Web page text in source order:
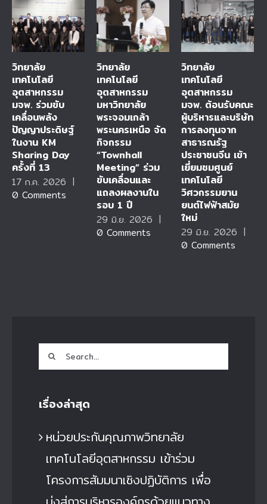
วิทยาลัย
เทคโนโลยี
อุตสาหกรรม
มจพ. ร่วมขับ
เคลื่อนพลัง
ปัญญาประดิษฐ์
ในงาน KM
Sharing Day
ครั้งที่ 13
17 ก.ค. 2026 |
0 Comments
วิทยาลัย
เทคโนโลยี
อุตสาหกรรม
มหาวิทยาลัย
พระจอมเกล้า
พระนครเหนือ จัด
กิจกรรม
“Townhall
Meeting” ร่วม
ขับเคลื่อนและ
แถลงผลงานใน
รอบ 1 ปี
29 มิ.ย. 2026 |
0 Comments
วิทยาลัย
เทคโนโลยี
อุตสาหกรรม
มจพ. ต้อนรับคณะ
ผู้บริหารและบริษัท
การลงทุนจาก
สาธารณรัฐ
ประชาชนจีน เข้า
เยี่ยมชมศูนย์
เทคโนโลยี
วิศวกรรมยาน
ยนต์ไฟฟ้าสมัย
ใหม่
29 มิ.ย. 2026 |
0 Comments
Search
for:
เรื่องล่าสุด
หน่วยประกันคุณภาพวิทยาลัย
เทคโนโลยีอุตสาหกรรม เข้าร่วม
โครงการสัมมนาเชิงปฏิบัติการ เพื่อ